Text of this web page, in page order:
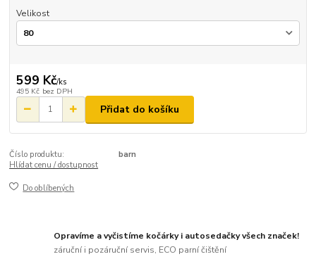
Velikost
599 Kč/ks
495 Kč bez DPH
Přidat do košíku
Číslo produktu:
barn
Hlídat cenu / dostupnost
Do oblíbených
Opravíme a vyčistíme kočárky i autosedačky všech značek!
záruční i pozáruční servis, ECO parní čištění